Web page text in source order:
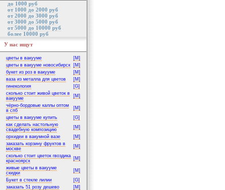
до 1000 руб
от 1000 до 2000 руб
от 2000 до 3000 руб
от 3000 до 5000 руб
от 5000 до 10000 руб
более 10000 руб
У нас ищут
цветы в вакууме
[M]
цветы в вакууме новосибирск
[M]
букет из роз в вакууме
[M]
ваза из металла для цветов
[M]
гинекология
[G]
сколько стоит живой цветок в
вакууме
[M]
чёрно-бордовые каллы оптом
в спб
[M]
цветы в вакууме купить
[G]
как сделать настольную
свадебную композицию
[M]
орхидеи в вакумной вазе
[M]
заказать корзину фруктов в
москве
[M]
сколько стоит цветок гвоздика
красноярск
[M]
живые цветы в вакууме
скидки
[M]
Букет в стекле лилии
[G]
заказать 51 розу дешево
[M]